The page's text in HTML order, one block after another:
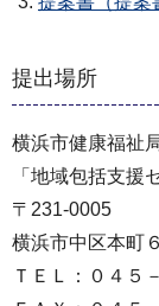
提出場所
横浜市健康福祉
「地域包括支援
〒231-0005
横浜市中区本町
ＴＥＬ：０４５